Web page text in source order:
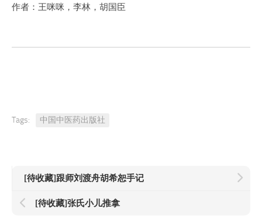
作者：王咪咪，李林，胡国臣
Tags: 中国中医药出版社
[待收藏]跟师刘渡舟胡希恕手记
[待收藏]张氏小儿推拿